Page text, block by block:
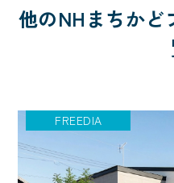
他のNHまちかど
FREEDIA